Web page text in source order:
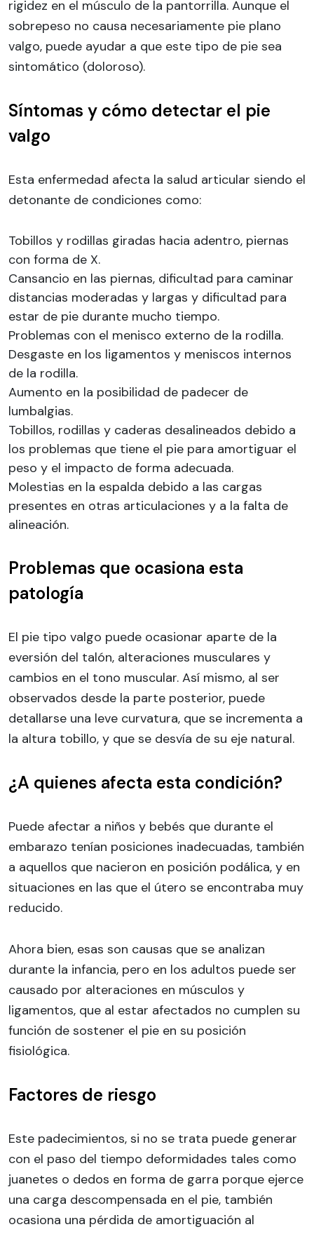
rigidez en el músculo de la pantorrilla. Aunque el
sobrepeso no causa necesariamente pie plano
valgo, puede ayudar a que este tipo de pie sea
sintomático (doloroso).
Síntomas y cómo detectar el pie
valgo
Esta enfermedad afecta la salud articular siendo el
detonante de condiciones como:
Tobillos y rodillas giradas hacia adentro, piernas
con forma de X.
Cansancio en las piernas, dificultad para caminar
distancias moderadas y largas y dificultad para
estar de pie durante mucho tiempo.
Problemas con el menisco externo de la rodilla.
Desgaste en los ligamentos y meniscos internos
de la rodilla.
Aumento en la posibilidad de padecer de
lumbalgias.
Tobillos, rodillas y caderas desalineados debido a
los problemas que tiene el pie para amortiguar el
peso y el impacto de forma adecuada.
Molestias en la espalda debido a las cargas
presentes en otras articulaciones y a la falta de
alineación.
Problemas que ocasiona esta
patología
El pie tipo valgo puede ocasionar aparte de la
eversión del talón, alteraciones musculares y
cambios en el tono muscular. Así mismo, al ser
observados desde la parte posterior, puede
detallarse una leve curvatura, que se incrementa a
la altura tobillo, y que se desvía de su eje natural.
¿A quienes afecta esta condición?
Puede afectar a niños y bebés que durante el
embarazo tenían posiciones inadecuadas, también
a aquellos que nacieron en posición podálica, y en
situaciones en las que el útero se encontraba muy
reducido.
Ahora bien, esas son causas que se analizan
durante la infancia, pero en los adultos puede ser
causado por alteraciones en músculos y
ligamentos, que al estar afectados no cumplen su
función de sostener el pie en su posición
fisiológica.
Factores de riesgo
Este padecimientos, si no se trata puede generar
con el paso del tiempo deformidades tales como
juanetes o dedos en forma de garra porque ejerce
una carga descompensada en el pie, también
ocasiona una pérdida de amortiguación al